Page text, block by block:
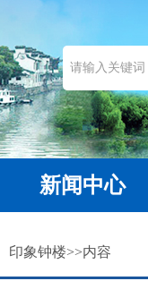
新闻中心
印象钟楼>>内容